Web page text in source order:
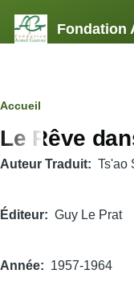
Fondation
Fil
d'Ariane
Accueil
Le Rêve
Auteur Traduit Ts'ao
Éditeur Guy Le Prat
Année 1957-1964